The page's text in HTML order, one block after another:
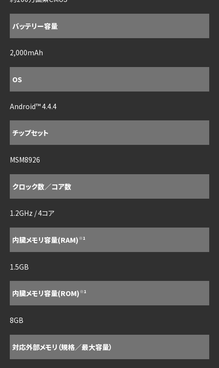
バッテリー容量
2,000mAh
OS
Android™ 4.4.4
チップセット
MSM8926
クロック数／コア数
1.2GHz / 4コア
内臓メモリ容量(RAM)※1
1.5GB
内臓メモリ容量(ROM)※1
8GB
対応外部メモリ（規格／最大容量）